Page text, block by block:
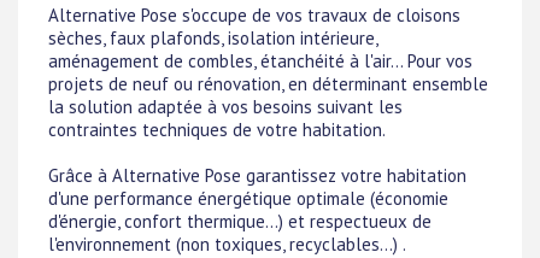
Alternative Pose s'occupe de vos travaux de cloisons
sèches, faux plafonds, isolation intérieure,
aménagement de combles, étanchéité à l'air... Pour vos
projets de neuf ou rénovation, en déterminant ensemble
la solution adaptée à vos besoins suivant les
contraintes techniques de votre habitation.
Grâce à Alternative Pose garantissez votre habitation
d'une performance énergétique optimale (économie
d'énergie, confort thermique...) et respectueux de
l'environnement (non toxiques, recyclables...) .